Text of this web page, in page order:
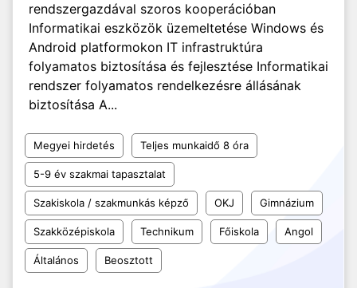
rendszergazdával szoros kooperációban
Informatikai eszközök üzemeltetése Windows és
Android platformokon IT infrastruktúra
folyamatos biztosítása és fejlesztése Informatikai
rendszer folyamatos rendelkezésre állásának
biztosítása A...
Megyei hirdetés Teljes munkaidő 8 óra
5-9 év szakmai tapasztalat
Szakiskola / szakmunkás képző OKJ Gimnázium
Szakközépiskola Technikum Főiskola Angol
Általános Beosztott